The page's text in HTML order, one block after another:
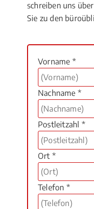
schreiben uns
Sie zu den
Vorname *
Nachname *
Postleitzahl *
Ort *
Telefon *